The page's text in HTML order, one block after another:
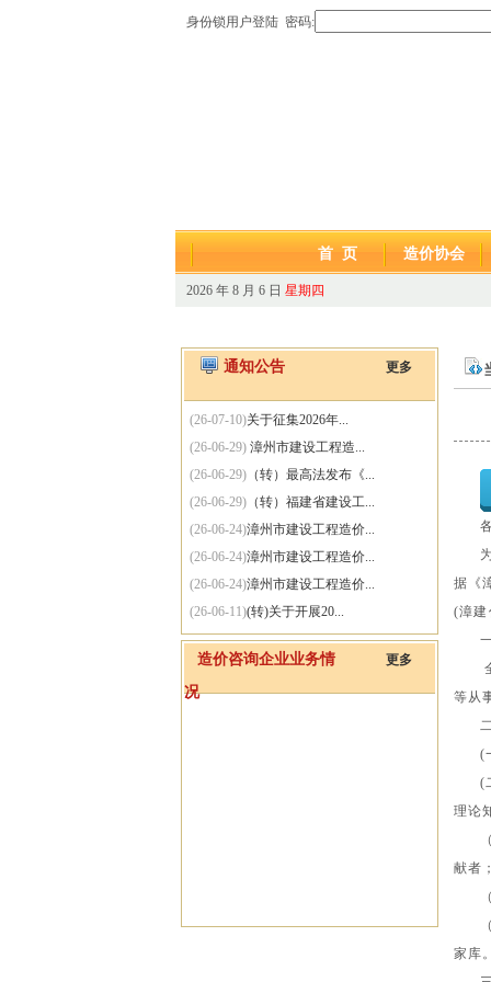
身份锁用户登陆 密码:
首 页 造价协会
2026 年 8 月 6 日 星期四
通知公告 更多
(26-07-10)关于征集2026年...
(26-06-29) 漳州市建设工程造...
(26-06-29) （转）最高法发布《...
(26-06-29) （转）福建省建设工...
(26-06-24)漳州市建设工程造价...
(26-06-24)漳州市建设工程造价...
(26-06-24)漳州市建设工程造价...
(26-06-11)(转)关于开展20...
(26-06-11)（转）漳州市住房和...
(26-06-01)(转)住房城乡建设...
(25-09-30)关于网站系统维护的通知
造价咨询企业业务情
况
更多
据《
(漳
等从
(
(
理论
献者
家库